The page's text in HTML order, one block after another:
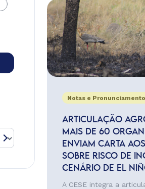
Notas e
ARTICULAÇÃO
MAIS DE 60
ENVIAM CARTA
SOBRE RISCO DE
CENÁRIO DE EL
A CESE integra a